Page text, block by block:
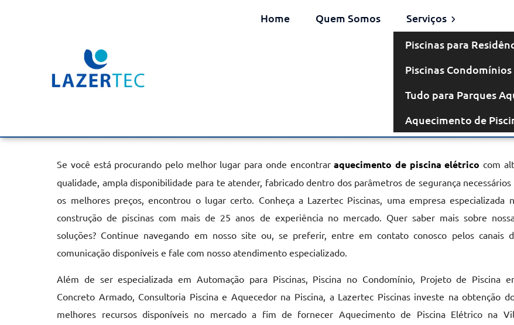
Home Quem Somos
Serviços
Piscinas para
Piscinas Condomínios
Tudo para Parques
Aquecimento de
Aquecimento de Piscina Elétrico na
Se você está procurando pelo melhor lugar para onde encontraraquecimento de piscina elétrico com
qualidade, ampla disponibilidade para te atender, fabricado dentro dos parâmetros de segurança necessários
os melhores preços, encontrou o lugar certo. Conheça a Lazertec Piscinas, uma empresa especializada
construção de piscinas com mais de 25 anos de experiência no mercado. Quer saber mais sobre
soluções? Continue navegando em nosso site ou, se preferir, entre em contato conosco pelos canais
comunicação disponíveis e fale com nosso atendimento especializado.
Além de ser especializada em Automação para Piscinas, Piscina no Condomínio, Projeto de Piscina
Concreto Armado, Consultoria Piscina e Aquecedor na Piscina, a Lazertec Piscinas investe na obtenção
melhores recursos disponíveis no mercado a fim de fornecer Aquecimento de Piscina Elétrico na